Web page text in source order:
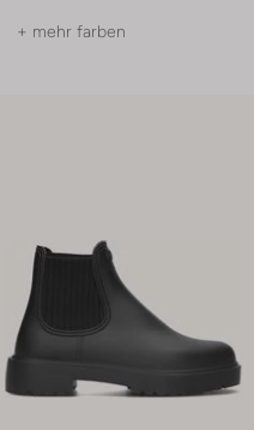
+ mehr farben